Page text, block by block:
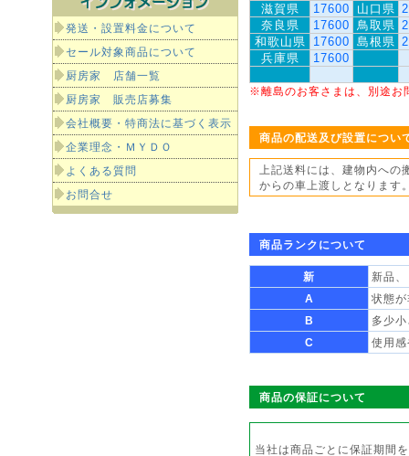
発送・設置料金について
セール対象商品について
厨房家 店舗一覧
厨房家 販売店募集
会社概要・特商法に基づく表示
企業理念・ＭＹＤＯ
よくある質問
お問合せ
滋賀県
17600 山口県
奈良県
17600 鳥取県
和歌山県
17600 島根県
兵庫県
17600
※離島のお客さまは、別途お
商品の配送及び設置につい
上記送料には、建物内へ
からの車上渡しとなります
商品ランクについて
新
新品
A
状態
B
多少
C
使用
商品の保証について
当社は商品ごとに保証期間